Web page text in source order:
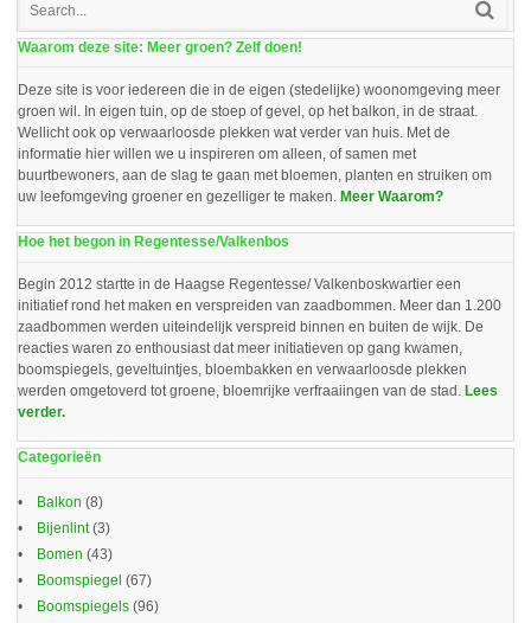
Waarom deze site: Meer groen? Zelf doen!
Deze site is voor iedereen die in de eigen (stedelijke) woonomgeving meer
groen wil. In eigen tuin, op de stoep of gevel, op het balkon, in de straat.
Wellicht ook op verwaarloosde plekken wat verder van huis. Met de
informatie hier willen we u inspireren om alleen, of samen met
buurtbewoners, aan de slag te gaan met bloemen, planten en struiken om
uw leefomgeving groener en gezelliger te maken. Meer Waarom?
Hoe het begon in Regentesse/Valkenbos
Begin 2012 startte in de Haagse Regentesse/ Valkenboskwartier een
initiatief rond het maken en verspreiden van zaadbommen. Meer dan 1.200
zaadbommen werden uiteindelijk verspreid binnen en buiten de wijk. De
reacties waren zo enthousiast dat meer initiatieven op gang kwamen,
boomspiegels, geveltuintjes, bloembakken en verwaarloosde plekken
werden omgetoverd tot groene, bloemrijke verfraaiingen van de stad. Lees
verder.
Categorieën
Balkon (8)
Bijenlint(3)
Bomen (43)
Boomspiegel (67)
Boomspiegels (96)